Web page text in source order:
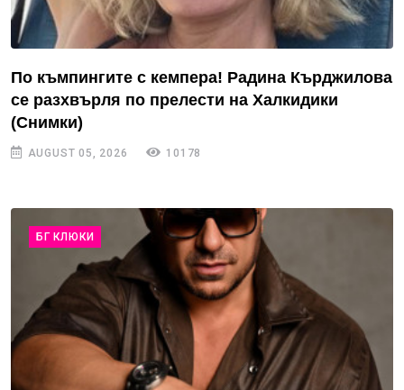
По къмпингите с кемпера! Радина Кърджилова
се разхвърля по прелести на Халкидики
(Снимки)
AUGUST 05, 2026 10178
БГ КЛЮКИ